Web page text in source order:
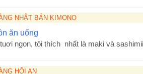
NHẬT BẢN KIMONO
ăn uống
ngon, tôi thích nhất là maki và
HỘI AN